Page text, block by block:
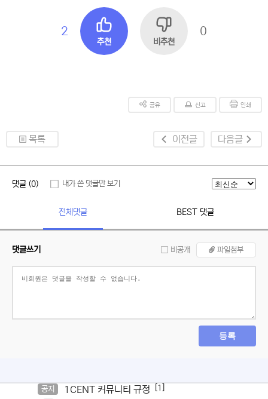
2
추천 비추천
0
공유 신고 인쇄
목록 이전글 다음글
댓글 (0) 내가 쓴 댓글만 보기
전체댓글 BEST 댓글
댓글쓰기 비공개 파일첨부
등록
공지 1CENT 커뮤니티 규정 [1]